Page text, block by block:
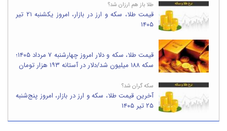
طلا باز هم ارزان شد؟
قیمت طلا، سکه و ارز در بازار، امروز یکشنبه ۲۱ تیر
۱۴۰۵
قیمت طلا، سکه و دلار امروز چهارشنبه ۷ مرداد ۱۴۰۵؛
سکه ۱۸۸ میلیون شد/دلار در آستانه ۱۹۳ هزار تومان
سکه گران شد؟
آخرین قیمت طلا، سکه و ارز در بازار، امروز پنج‌شنبه
۲۵ تیر ۱۴۰۵